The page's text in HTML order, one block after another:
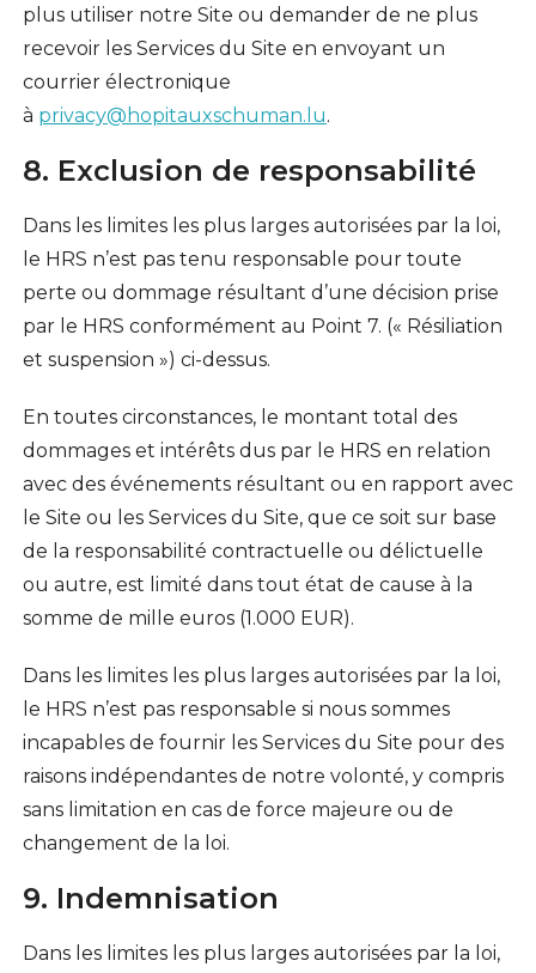
plus utiliser notre Site ou demander de ne plus
recevoir les Services du Site en envoyant un
courrier électronique
à privacy@hopitauxschuman.lu.
8. Exclusion de responsabilité
Dans les limites les plus larges autorisées par la loi,
le HRS n’est pas tenu responsable pour toute
perte ou dommage résultant d’une décision prise
par le HRS conformément au Point 7. (« Résiliation
et suspension ») ci-dessus.
En toutes circonstances, le montant total des
dommages et intérêts dus par le HRS en relation
avec des événements résultant ou en rapport avec
le Site ou les Services du Site, que ce soit sur base
de la responsabilité contractuelle ou délictuelle
ou autre, est limité dans tout état de cause à la
somme de mille euros (1.000 EUR).
Dans les limites les plus larges autorisées par la loi,
le HRS n’est pas responsable si nous sommes
incapables de fournir les Services du Site pour des
raisons indépendantes de notre volonté, y compris
sans limitation en cas de force majeure ou de
changement de la loi.
9. Indemnisation
Dans les limites les plus larges autorisées par la loi,